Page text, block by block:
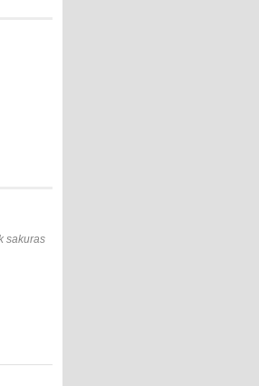
sakuras